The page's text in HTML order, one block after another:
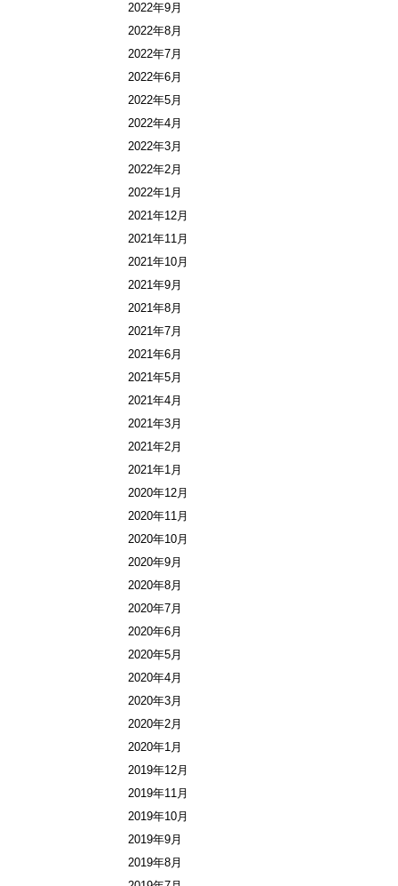
2022年9月
2022年8月
2022年7月
2022年6月
2022年5月
2022年4月
2022年3月
2022年2月
2022年1月
2021年12月
2021年11月
2021年10月
2021年9月
2021年8月
2021年7月
2021年6月
2021年5月
2021年4月
2021年3月
2021年2月
2021年1月
2020年12月
2020年11月
2020年10月
2020年9月
2020年8月
2020年7月
2020年6月
2020年5月
2020年4月
2020年3月
2020年2月
2020年1月
2019年12月
2019年11月
2019年10月
2019年9月
2019年8月